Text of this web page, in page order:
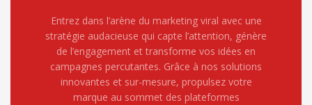
Entrez dans l’arène du marketing viral avec une
stratégie audacieuse qui capte l’attention, génère
de l’engagement et transforme vos idées en
campagnes percutantes. Grâce à nos solutions
innovantes et sur-mesure, propulsez votre
marque au sommet des plateformes